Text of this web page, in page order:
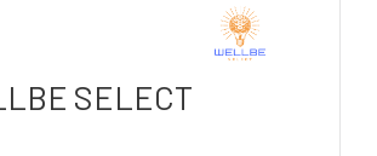
SELECT